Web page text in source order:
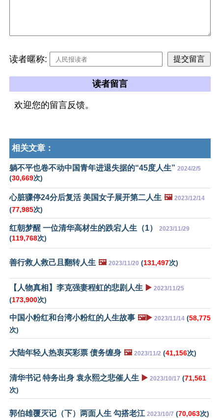
读者暱称:
读者留言
欢迎您的留言反馈。
相关文章：
躺不平也卷不动中国青年进退失据的“45度人生” 2024/2/5
(30,669次)
心脏骤停24分后复活 美国女子展开第二人生 🖼️ 2023/12/14
(77,985次)
红朝梦醒 一位清华高材生的跌宕人生（1） 2023/11/29
(119,768次)
善行救人救己且翻转人生 🖼️ 2023/11/20 (131,497次)
【人物真相】李克强妻程虹的悲剧人生 ▶️ 2023/11/25
(173,900次)
中国小粉红和台湾小粉红的人生故事 🖼️▶️ 2023/11/14 (58,775
次)
大陆年轻人热衷买彩票 债务缠身 🖼️ 2023/11/2 (41,156次)
清华书记 特务出身 袁永熙之悲催人生 ▶️ 2023/10/17 (71,561
次)
郭伯雄覆灭记（下）两面人生 勾搭老江 2023/10/7 (70,063次)